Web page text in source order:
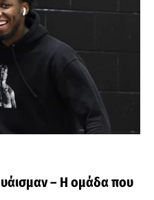
– Η ομάδα που